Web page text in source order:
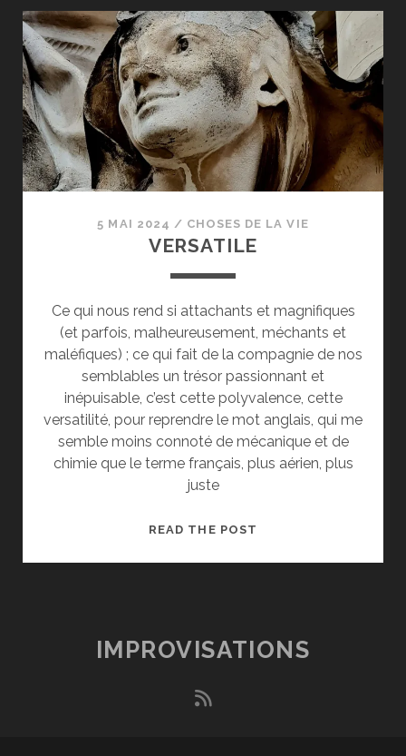
5 MAI 2024 / CHOSES DE LA VIE
VERSATILE
Ce qui nous rend si attachants et magnifiques
(et parfois, malheureusement, méchants et
maléfiques) ; ce qui fait de la compagnie de nos
semblables un trésor passionnant et
inépuisable, c’est cette polyvalence, cette
versatilité, pour reprendre le mot anglais, qui me
semble moins connoté de mécanique et de
chimie que le terme français, plus aérien, plus
juste
READ THE POST
IMPROVISATIONS
rss